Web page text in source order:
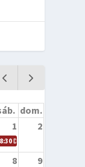
dom.
1 2
en la calle – Cómo
Danza – Cita en el
8 9